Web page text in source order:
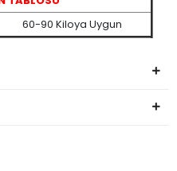
60-90 Kiloya Uygun